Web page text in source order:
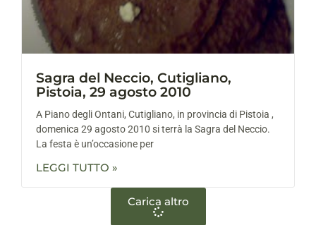
Sagra del Neccio, Cutigliano,
Pistoia, 29 agosto 2010
A Piano degli Ontani, Cutigliano, in provincia di Pistoia ,
domenica 29 agosto 2010 si terrà la Sagra del Neccio.
La festa è un’occasione per
LEGGI TUTTO »
Carica altro